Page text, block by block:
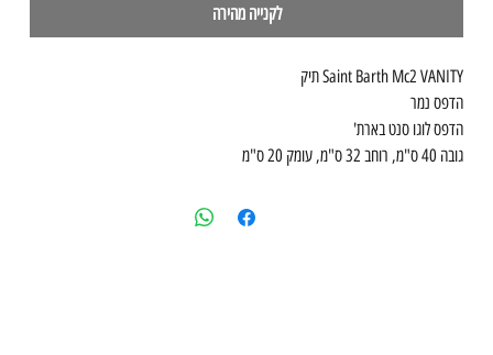
לקנייה מהירה
Saint Barth Mc2 VANITY תיק
הדפס נמר
הדפס לוגו סנט בארת'
גובה 40 ס"מ, רוחב 32 ס"מ, עומק 20 ס"מ